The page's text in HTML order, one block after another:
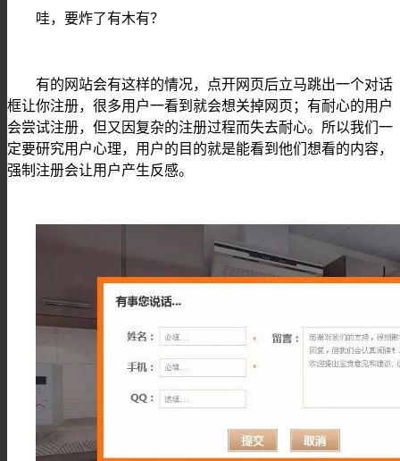
哇，要炸了有木有？
有的网站会有这样的情况，点开网页后立马跳出一个对话
框让你注册，很多用户一看到就会想关掉网页；有耐心的用户
会尝试注册，但又因复杂的注册过程而失去耐心。所以我们一
定要研究用户心理，用户的目的就是能看到他们想看的内容，
强制注册会让用户产生反感。